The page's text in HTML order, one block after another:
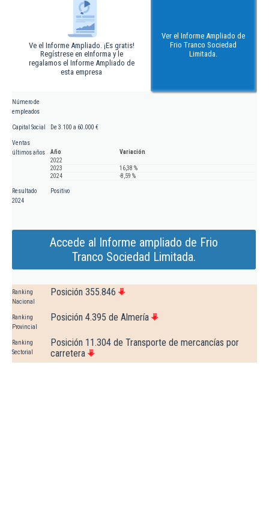
Ve el Informe Ampliado. ¡Es gratis!
Regístrese en eInforma y le
regalamos el Informe Ampliado de
esta empresa
Ver el Informe Ampliado de
Frio Tranco Sociedad
Limitada.
Número de
empleados
Capital Social De 3.100 a 60.000 €
Ventas
últimos años
Año
Variación
2022
2023
16,38 %
2024
-8,59 %
Resultado
2024
Positivo
Accede al Informe ampliado de Frio
Tranco Sociedad Limitada.
Ranking
Nacional
Posición 355.846
Ranking
Provincial
Posición 4.395 de Almería
Ranking
Sectorial
Posición 11.304 de Transporte de mercancías por
carretera